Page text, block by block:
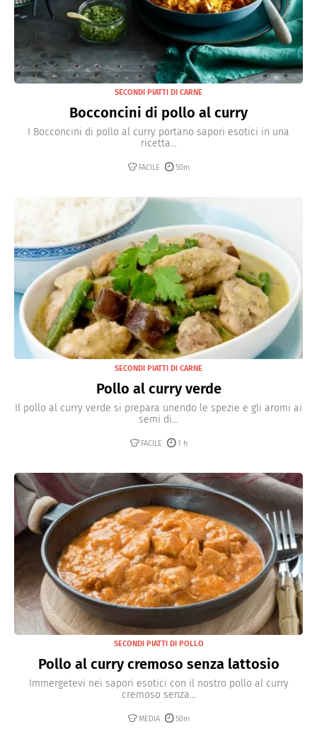
SECONDI PIATTI DI CARNE
Bocconcini di pollo al curry
I Bocconcini di pollo al curry portano sapori esotici in una
ricetta...
FACILE 50m
SECONDI PIATTI DI CARNE
Pollo al curry verde
Il pollo al curry verde si prepara unendo le spezie e gli aromi ai
semi di...
FACILE 1 h
SECONDI PIATTI DI POLLO
Pollo al curry cremoso senza lattosio
Immergetevi nei sapori esotici con il nostro pollo al curry
cremoso senza...
MEDIA 50m